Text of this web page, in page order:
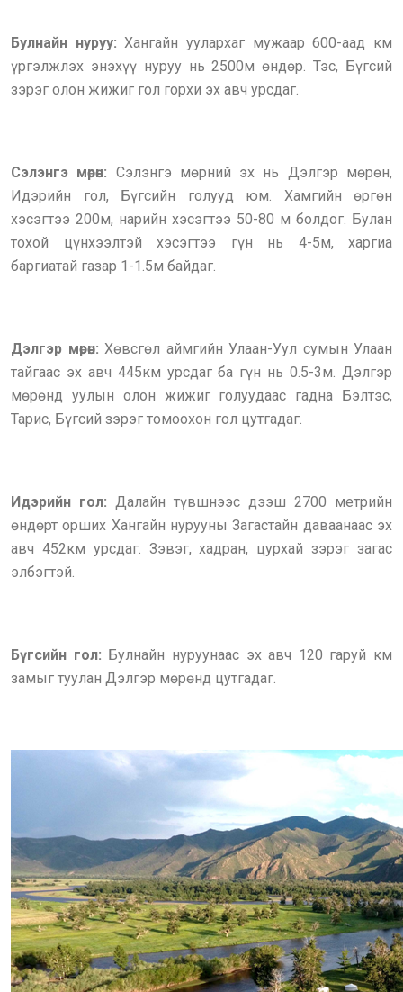
Булнайн нуруу:Хангайн уулархаг мужаар 600-аад км
үргэлжлэх энэхүү нуруу нь 2500м өндөр. Тэс, Бүгсий
зэрэг олон жижиг гол горхи эх авч урсдаг.
Сэлэнгэ мөрөн: Сэлэнгэ мөрний эх нь Дэлгэр мөрөн,
Идэрийн гол, Бүгсийн голууд юм. Хамгийн өргөн
хэсэгтээ 200м, нарийн хэсэгтээ 50-80 м болдог. Булан
тохой цүнхээлтэй хэсэгтээ гүн нь 4-5м, харгиа
баргиатай газар 1-1.5м байдаг.
Дэлгэр мөрөн: Хөвсгөл аймгийн Улаан-Уул сумын Улаан
тайгаас эх авч 445км урсдаг ба гүн нь 0.5-3м. Дэлгэр
мөрөнд уулын олон жижиг голуудаас гадна Бэлтэс,
Тарис, Бүгсий зэрэг томоохон гол цутгадаг.
Идэрийн гол: Далайн түвшнээс дээш 2700 метрийн
өндөрт орших Хангайн нурууны Загастайн даваанаас эх
авч 452км урсдаг. Зэвэг, хадран, цурхай зэрэг загас
элбэгтэй.
Бүгсийн гол: Булнайн нуруунаас эх авч 120 гаруй км
замыг туулан Дэлгэр мөрөнд цутгадаг.